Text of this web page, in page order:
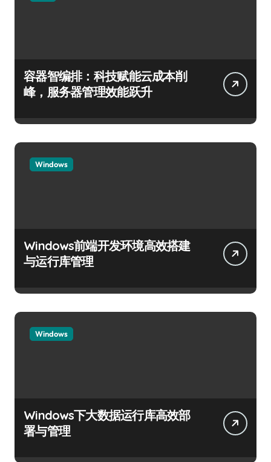
容器智编排：科技赋能云成本削
峰，服务器管理效能跃升
Windows
Windows前端开发环境高效搭建
与运行库管理
Windows
Windows下大数据运行库高效部
署与管理